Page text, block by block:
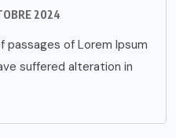
2024
passages of Lorem Ipsum
suffered alteration in